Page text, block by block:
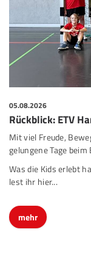
05.08.2026
Rückblick: ETV
Mit viel Freude,
gelungene Tage
Was die Kids erlebt
lest ihr hier...
mehr